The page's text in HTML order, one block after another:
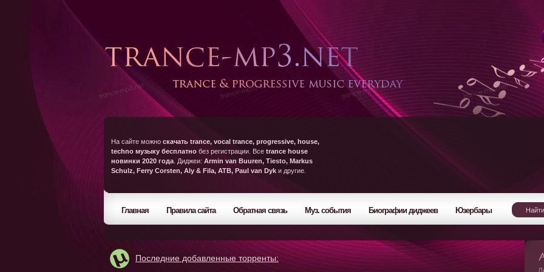
На сайте можно скачать trance, vocal trance, progressive, house,
techno музыку бесплатно без регистрации. Все trance house
новинки 2020 года . Диджеи: Armin van Buuren, Tiesto, Markus
Schulz, Ferry Corsten, Aly & Fila, ATB, Paul van Dyk и другие.
Главная Правила сайта Обратная связь Муз. события Биографии диджеев Юзербары
Последние добавленные торренты: